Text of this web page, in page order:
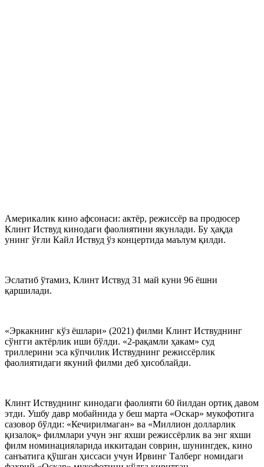
Америкалик кино афсонаси: актёр, режиссёр ва продюсер
Клинт Иствуд кинодаги фаолиятини якунлади. Бу ҳақда
унинг ўғли Кайл Иствуд ўз концертида маълум қилди.
Эслатиб ўтамиз, Клинт Иствуд 31 май куни 96 ёшни
қаршилади.
«Эркакнинг кўз ёшлари» (2021) филми Клинт Иствуднинг
сўнгги актёрлик иши бўлди. «2-рақамли ҳакам» суд
триллерини эса кўпчилик Иствуднинг режиссёрлик
фаолиятидаги якуний филми деб ҳисоблайди.
Клинт Иствуднинг кинодаги фаолияти 60 йилдан ортиқ давом
этди. Ушбу давр мобайнида у беш марта «Оскар» мукофотига
сазовор бўлди: «Кечирилмаган» ва «Миллион долларлик
қизалоқ» филмлари учун энг яхши режиссёрлик ва энг яхши
филм номинацияларида иккитадан соврин, шунингдек, кино
санъатига қўшган ҳиссаси учун Ирвинг Талберг номидаги